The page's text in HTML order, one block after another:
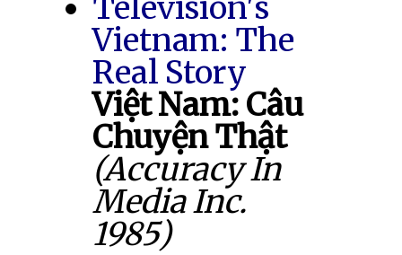
Vietnam: The
Real Story
Việt Nam: Câu
Chuyện Thật
(Accuracy In
Media Inc.
1985)